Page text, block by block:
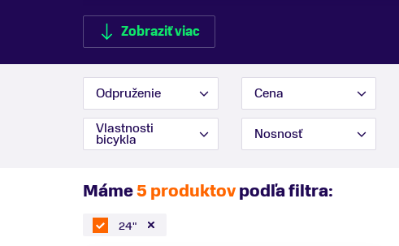
Zobraziť viac
Zobraziť menej
Odpruženie Cena
Vlastnosti
bicykla Nosnosť
Máme5 produktovpodľa filtra:
24"